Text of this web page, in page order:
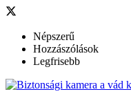
Népszerű
Hozzászólások
Legfrisebb